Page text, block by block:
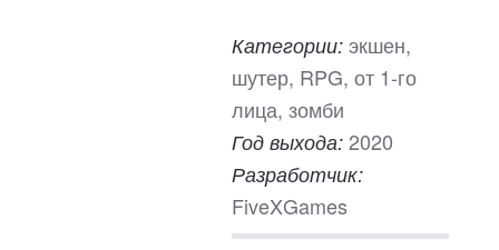
Категории: экшен,
шутер, RPG, от 1-го
лица, зомби
Год выхода: 2020
Разработчик:
FiveXGames